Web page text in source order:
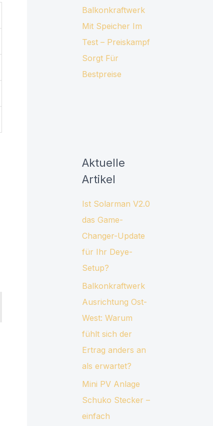
Balkonkraftwerk
Mit Speicher Im
Test – Preiskampf
Sorgt Für
Bestpreise
Aktuelle
Artikel
Ist Solarman V2.0
das Game-
Changer-Update
für Ihr Deye-
Setup?
Balkonkraftwerk
Ausrichtung Ost-
West: Warum
fühlt sich der
Ertrag anders an
als erwartet?
Mini PV Anlage
Schuko Stecker –
einfach